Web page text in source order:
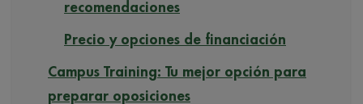
recomendaciones
Precio y opciones de financiación
Campus Training: Tu mejor opción para
preparar oposiciones